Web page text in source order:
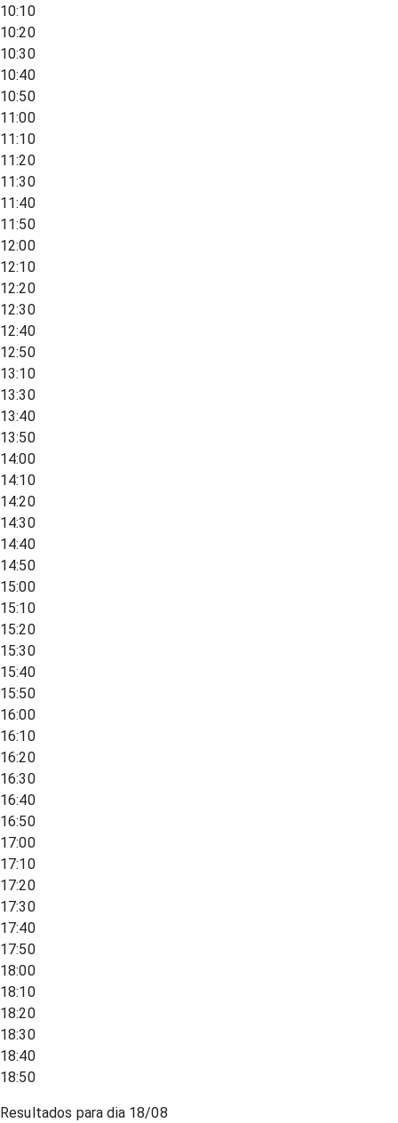
10:10
10:20
10:30
10:40
10:50
11:00
11:10
11:20
11:30
11:40
11:50
12:00
12:10
12:20
12:30
12:40
12:50
13:10
13:30
13:40
13:50
14:00
14:10
14:20
14:30
14:40
14:50
15:00
15:10
15:20
15:30
15:40
15:50
16:00
16:10
16:20
16:30
16:40
16:50
17:00
17:10
17:20
17:30
17:40
17:50
18:00
18:10
18:20
18:30
18:40
18:50
Resultados para dia 18/08